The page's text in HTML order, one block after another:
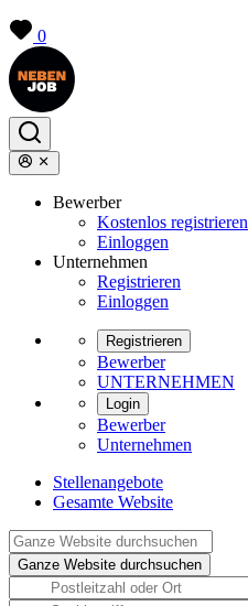
0
Bewerber
Kostenlos registrieren
Einloggen
Unternehmen
Registrieren
Einloggen
Registrieren
Bewerber
UNTERNEHMEN
Login
Bewerber
Unternehmen
Stellenangebote
Gesamte Website